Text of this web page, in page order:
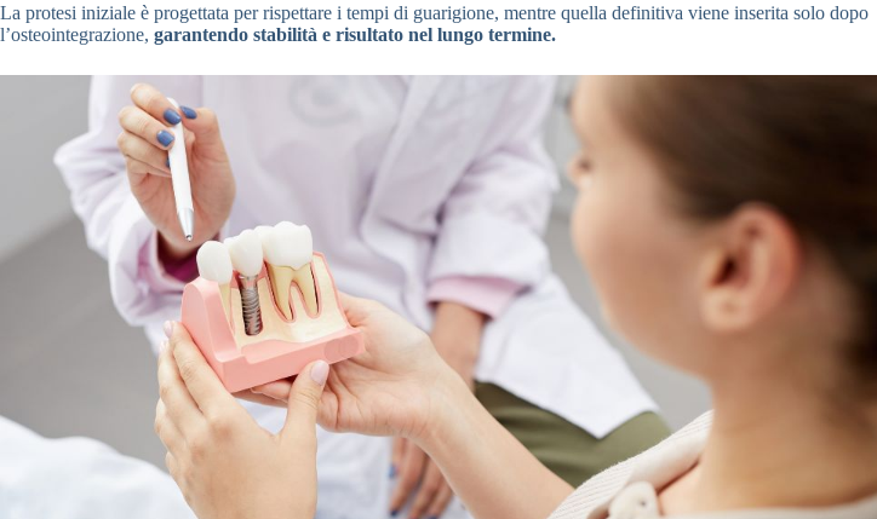
La protesi iniziale è progettata per rispettare i tempi di guarigione, mentre quella definitiva viene inserita solo dopo
l’osteointegrazione, garantendo stabilità e risultato nel lungo termine.